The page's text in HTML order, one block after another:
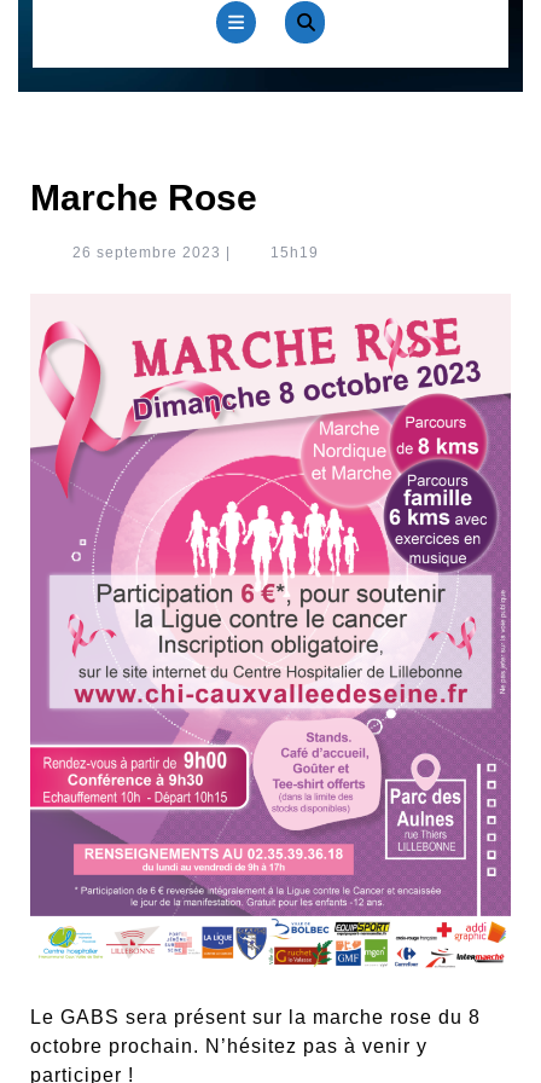
Open
Button
Marche Rose
26 septembre 2023 26
15h19
Le GABS sera présent sur la marche rose du 8
octobre prochain. N’hésitez pas à venir y
participer !